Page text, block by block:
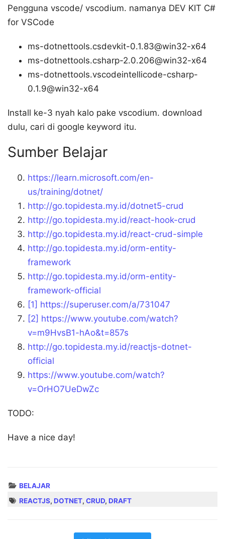
Pengguna vscode/ vscodium. namanya DEV KIT C#
for VSCode
ms-dotnettools.csdevkit-0.1.83@win32-x64
ms-dotnettools.csharp-2.0.206@win32-x64
ms-dotnettools.vscodeintellicode-csharp-
0.1.9@win32-x64
Install ke-3 nyah kalo pake vscodium. download
dulu, cari di google keyword itu.
Sumber Belajar
https://learn.microsoft.com/en-
us/training/dotnet/
http://go.topidesta.my.id/dotnet5-crud
http://go.topidesta.my.id/react-hook-crud
http://go.topidesta.my.id/react-crud-simple
http://go.topidesta.my.id/orm-entity-
framework
http://go.topidesta.my.id/orm-entity-
framework-official
[1] https://superuser.com/a/731047
[2] https://www.youtube.com/watch?
v=m9HvsB1-hAo&t=857s
http://go.topidesta.my.id/reactjs-dotnet-
official
https://www.youtube.com/watch?
v=OrHO7UeDwZc
TODO:
Have a nice day!
BELAJAR
REACTJS, DOTNET, CRUD, DRAFT